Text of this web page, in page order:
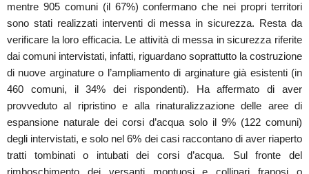
mentre 905 comuni (il 67%) confermano che nei propri territori
sono stati realizzati interventi di messa in sicurezza. Resta da
verificare la loro efficacia. Le attività di messa in sicurezza riferite
dai comuni intervistati, infatti, riguardano soprattutto la costruzione
di nuove arginature o l’ampliamento di arginature già esistenti (in
460 comuni, il 34% dei rispondenti). Ha affermato di aver
provveduto al ripristino e alla rinaturalizzazione delle aree di
espansione naturale dei corsi d’acqua solo il 9% (122 comuni)
degli intervistati, e solo nel 6% dei casi raccontano di aver riaperto
tratti tombinati o intubati dei corsi d’acqua. Sul fronte del